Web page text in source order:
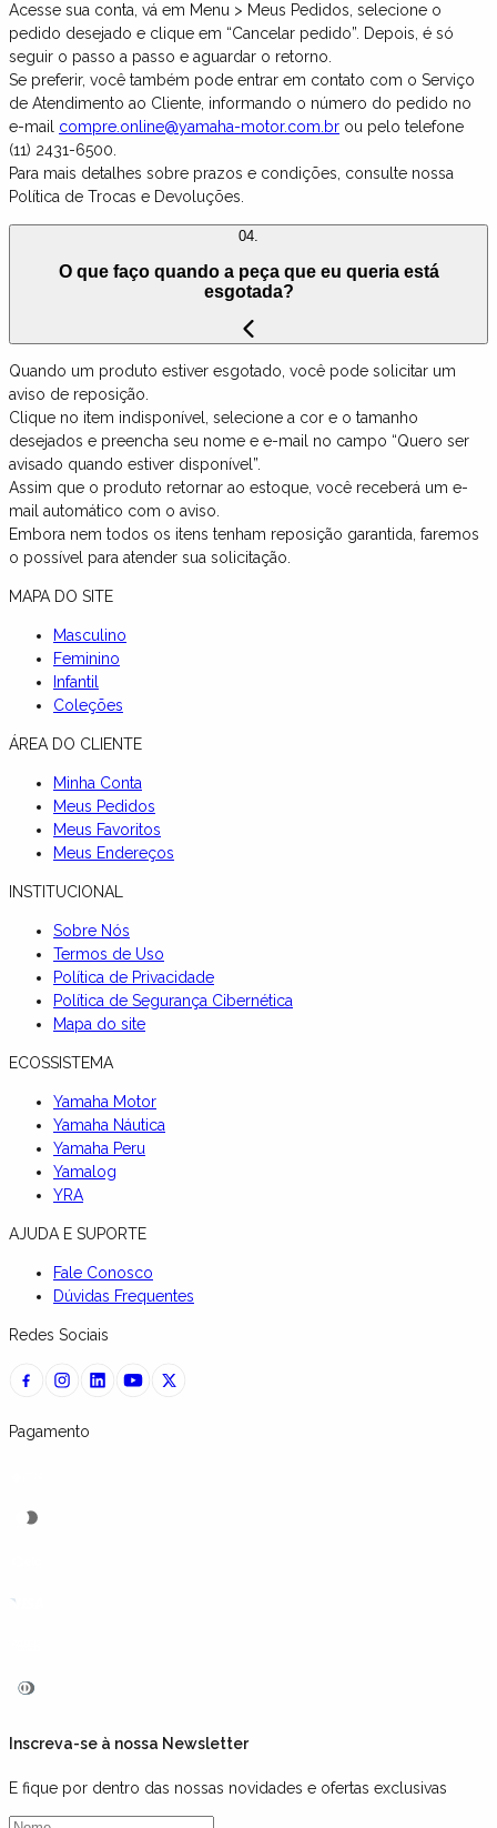
Acesse sua conta, vá em Menu > Meus Pedidos, selecione o
pedido desejado e clique em “Cancelar pedido”. Depois, é só
seguir o passo a passo e aguardar o retorno.
Se preferir, você também pode entrar em contato com o Serviço
de Atendimento ao Cliente, informando o número do pedido no
e-mail compre.online@yamaha-motor.com.br ou pelo telefone
(11) 2431-6500.
Para mais detalhes sobre prazos e condições, consulte nossa
Política de Trocas e Devoluções.
04.
O que faço quando a peça que eu queria está
esgotada?
Quando um produto estiver esgotado, você pode solicitar um
aviso de reposição.
Clique no item indisponível, selecione a cor e o tamanho
desejados e preencha seu nome e e-mail no campo “Quero ser
avisado quando estiver disponível”.
Assim que o produto retornar ao estoque, você receberá um e-
mail automático com o aviso.
Embora nem todos os itens tenham reposição garantida, faremos
o possível para atender sua solicitação.
MAPA DO SITE
Masculino
Feminino
Infantil
Coleções
ÁREA DO CLIENTE
Minha Conta
Meus Pedidos
Meus Favoritos
Meus Endereços
INSTITUCIONAL
Sobre Nós
Termos de Uso
Política de Privacidade
Política de Segurança Cibernética
Mapa do site
ECOSSISTEMA
Yamaha Motor
Yamaha Náutica
Yamaha Peru
Yamalog
YRA
AJUDA E SUPORTE
Fale Conosco
Dúvidas Frequentes
Redes Sociais
Pagamento
Inscreva-se à nossa Newsletter
E fique por dentro das nossas novidades e ofertas exclusivas